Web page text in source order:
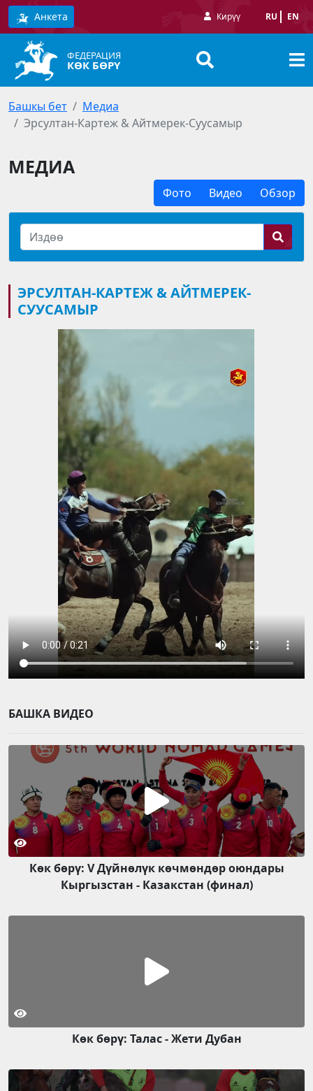
Анкета Кирүү RU EN
ФЕДЕРАЦИЯ
КӨК БӨРҮ
Башкы бет
Медиа
Эрсултан-Картеж & Айтмерек-Суусамыр
МЕДИА
Фото Видео Обзор
ЭРСУЛТАН-КАРТЕЖ & АЙТМЕРЕК-
СУУСАМЫР
БАШКА ВИДЕО
Көк бөрү: V Дүйнөлүк көчмөндөр оюндары
Кыргызстан - Казакстан (финал)
Көк бөрү: Талас - Жети Дубан